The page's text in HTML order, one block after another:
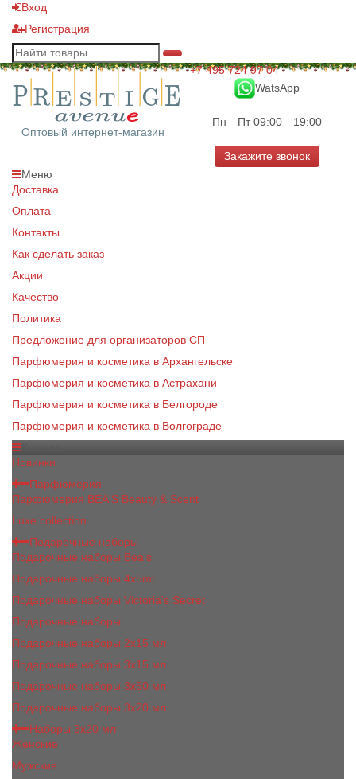
Вход
Регистрация
Оптовый интернет-магазин
+7 495 724 97 04
WatsApp
Пн—Пт 09:00—19:00
Закажите звонок
Меню
Доставка
Оплата
Контакты
Как сделать заказ
Акции
Качество
Политика
Предложение для организаторов СП
Парфюмерия и косметика в Архангельске
Парфюмерия и косметика в Астрахани
Парфюмерия и косметика в Белгороде
Парфюмерия и косметика в Волгограде
Новинки
Парфюмерия
Парфюмерия BEA'S Beauty & Scent
Luxe collection
Подарочные наборы
Подарочные наборы Bea's
Подарочные наборы 4х5ml
Подарочные наборы Victoria's Secret
Подарочные наборы
Подарочные наборы 2x15 мл
Подарочные наборы 3х15 мл
Подарочные наборы 3x50 мл
Подарочные наборы 3x20 мл
Наборы 3х20 мл
Женские
Мужские